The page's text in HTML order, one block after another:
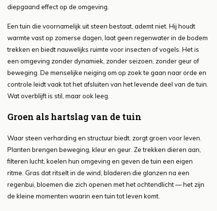
diepgaand effect op de omgeving.
Een tuin die voornamelijk uit steen bestaat, ademt niet. Hij houdt
warmte vast op zomerse dagen, laat geen regenwater in de bodem
trekken en biedt nauwelijks ruimte voor insecten of vogels. Het is
een omgeving zonder dynamiek, zonder seizoen, zonder geur of
beweging. De menselijke neiging om op zoek te gaan naar orde en
controle leidt vaak tot het afsluiten van het levende deel van de tuin.
Wat overblijft is stil, maar ook leeg.
Groen als hartslag van de tuin
Waar steen verharding en structuur biedt, zorgt groen voor leven.
Planten brengen beweging, kleur en geur. Ze trekken dieren aan,
filteren lucht, koelen hun omgeving en geven de tuin een eigen
ritme. Gras dat ritselt in de wind, bladeren die glanzen na een
regenbui, bloemen die zich openen met het ochtendlicht — het zijn
de kleine momenten waarin een tuin tot leven komt.